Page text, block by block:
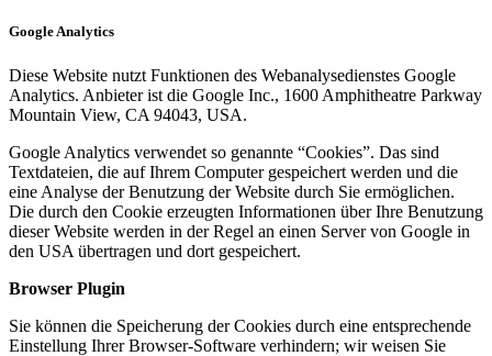
Google Analytics
Diese Website nutzt Funktionen des Webanalysedienstes Google
Analytics. Anbieter ist die Google Inc., 1600 Amphitheatre Parkway
Mountain View, CA 94043, USA.
Google Analytics verwendet so genannte “Cookies”. Das sind
Textdateien, die auf Ihrem Computer gespeichert werden und die
eine Analyse der Benutzung der Website durch Sie ermöglichen.
Die durch den Cookie erzeugten Informationen über Ihre Benutzung
dieser Website werden in der Regel an einen Server von Google in
den USA übertragen und dort gespeichert.
Browser Plugin
Sie können die Speicherung der Cookies durch eine entsprechende
Einstellung Ihrer Browser-Software verhindern; wir weisen Sie